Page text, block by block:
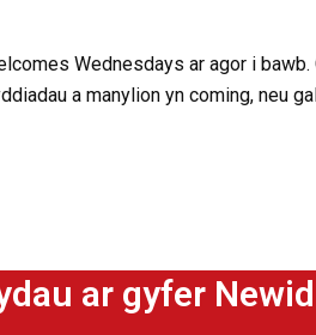
Wednesdays ar agor i bawb.
a manylion yn coming, neu
ar gyfer